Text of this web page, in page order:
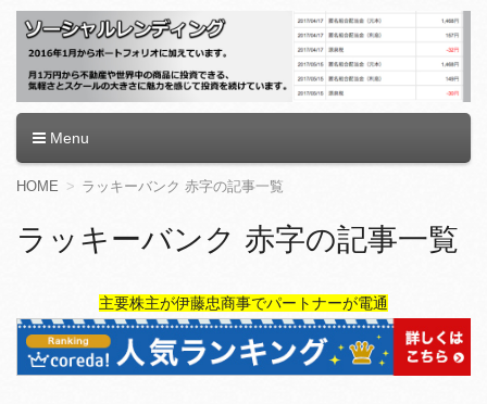
ソーシャルレンディング
Menu
コ
テ
ン
動
HOME ラッキーバンク 赤字の記事一覧
ラッキーバンク 赤字の記事一覧
主要株主が伊藤忠商事でパートナーが電通